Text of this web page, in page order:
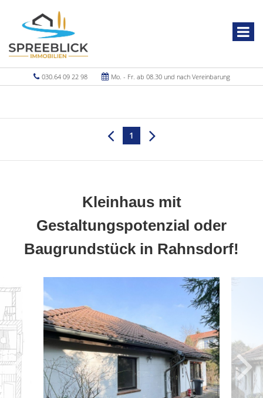
030.64 09 22 98 Mo. - Fr. ab 08.30 und nach Vereinbarung
1
Kleinhaus mit
Gestaltungspotenzial oder
Baugrundstück in Rahnsdorf!